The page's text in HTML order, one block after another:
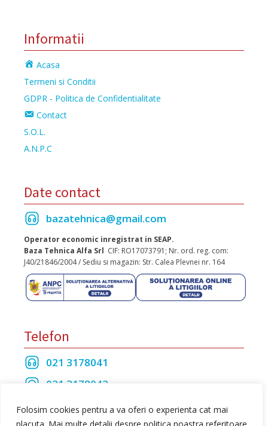
Folosim cookies pentru a va oferi o experienta cat mai
Informatii
Acasa
Termeni si Conditii
GDPR - Politica de Confidentialitate
Contact
S.O.L.
A.N.P.C
Date contact
bazatehnica@gmail.com
Operator economic inregistrat in SEAP.
Baza Tehnica Alfa Srl CIF: RO17073791; Nr. ord. reg. com:
J40/21846/2004 / Sediu si magazin: Str. Calea Plevnei nr. 164
Telefon
021 3178041
021 3178042
021 3175208